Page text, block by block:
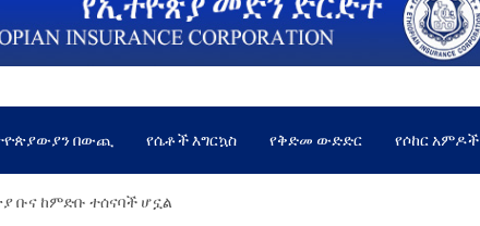
በውጪ የሴቶች እግርኳስ የቅድመ ውድድር የሶከር አምዶች
ቡና ከምድቡ ተሰናባች ሆኗል